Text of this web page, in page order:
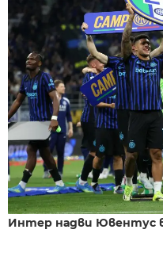
Интер надви Ювентус